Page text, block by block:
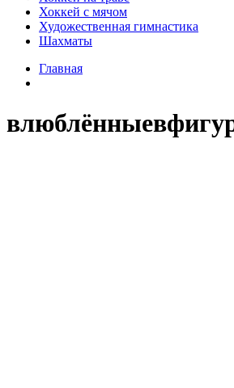
Хоккей с мячом
Художественная гимнастика
Шахматы
Главная